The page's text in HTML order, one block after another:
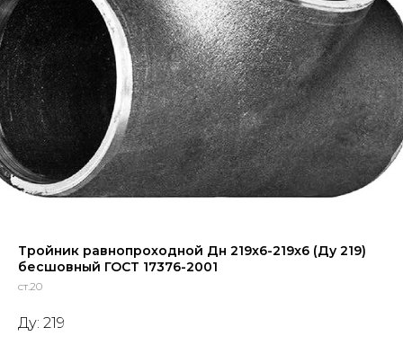
Тройник равнопроходной Дн 219x6-219x6 (Ду 219)
бесшовный ГОСТ 17376-2001
ст.20
Ду: 219